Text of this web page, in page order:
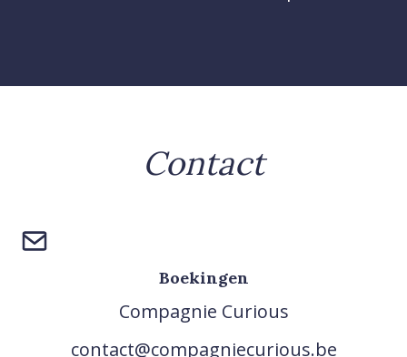
Contact
Boekingen
Compagnie Curious
contact@compagniecurious.be